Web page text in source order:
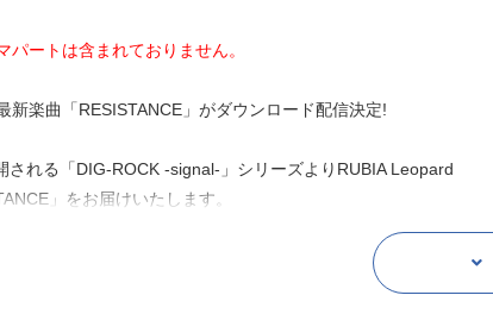
ートは含まれておりません。
楽曲「RESISTANCE」がダウンロード配信決定!
される「DIG-ROCK -signal-」シリーズよりRUBIA Leopard
」をお届けいたします。